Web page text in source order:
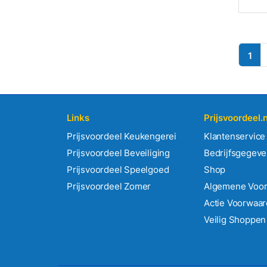
1
Links
Prijsvoordeel Keukengerei
Prijsvoordeel Beveiliging
Prijsvoordeel Speelgoed
Prijsvoordeel Zomer
Klantenservice
Shop
Algemene
Actie
Veilig Shoppen